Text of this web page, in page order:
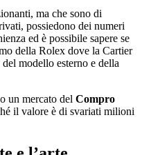
ma che sono di
possiedono dei numeri
ed è possibile sapere se
della Rolex dove la Cartier
modello esterno e della
un mercato del Compro
il valore è di svariati milioni